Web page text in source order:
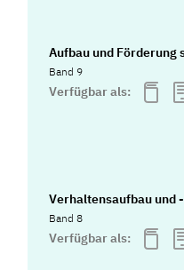
Aufbau und Förderung
Band 9
Verfügbar als:
Verhaltensaufbau und
Band 8
Verfügbar als: